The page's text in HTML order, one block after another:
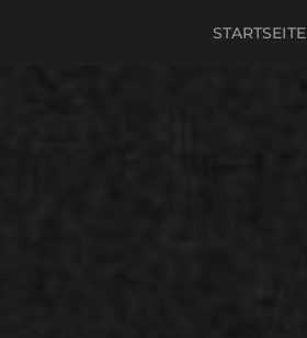
STARTSEITE